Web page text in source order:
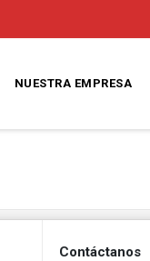
NUESTRA EMPRESA
Contáctanos